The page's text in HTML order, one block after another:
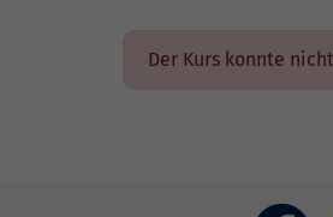
Der Kurs konnte